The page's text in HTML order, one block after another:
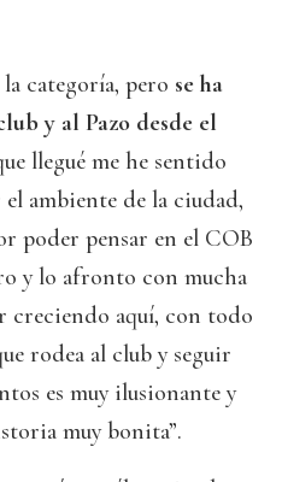
categoría, pero se ha
y al Pazo desde el
llegué me he sentido
ambiente de la ciudad,
poder pensar en el COB
y lo afronto con mucha
creciendo aquí, con todo
rodea al club y seguir
es muy ilusionante y
muy bonita”.